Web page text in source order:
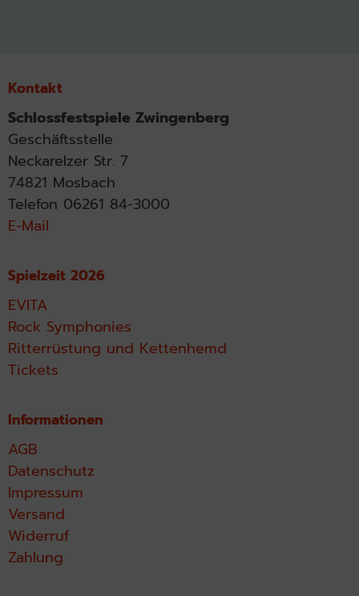
Kontakt
Schlossfestspiele Zwingenberg
Geschäftsstelle
Neckarelzer Str. 7
74821 Mosbach
Telefon 06261 84-3000
E-Mail
Spielzeit 2026
EVITA
Rock Symphonies
Ritterrüstung und Kettenhemd
Tickets
Informationen
AGB
Datenschutz
Impressum
Versand
Widerruf
Zahlung